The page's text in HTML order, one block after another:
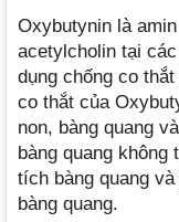
Oxybutynin là
acetylcholin tại
dụng chống co
co thắt của
non, bàng quang
bàng quang
tích bàng quang
bàng quang.